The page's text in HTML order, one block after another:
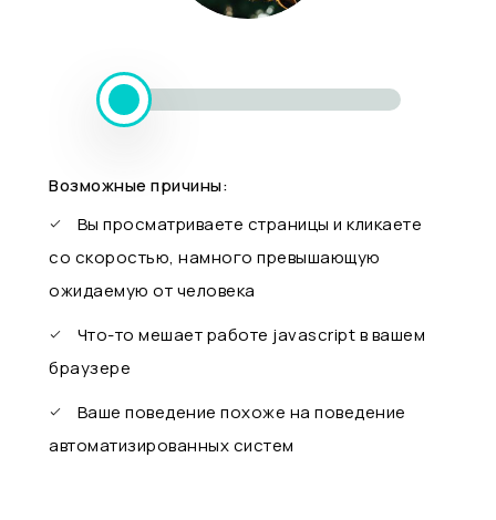
Возможные причины:
Вы просматриваете страницы и кликаете
со скоростью, намного превышающую
ожидаемую от человека
Что-то мешает работе javascript в вашем
браузере
Ваше поведение похоже на поведение
автоматизированных систем